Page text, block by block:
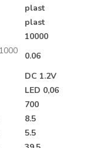
plast
plast
10000
0.06
DC 1.2V
LED 0,06
700
8.5
5.5